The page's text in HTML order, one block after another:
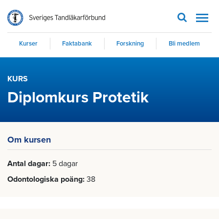
Kurser Faktabank Forskning Bli medlem
KURS
Diplomkurs Protetik
Om kursen
Antal dagar 5 dagar
Odontologiska poäng 38